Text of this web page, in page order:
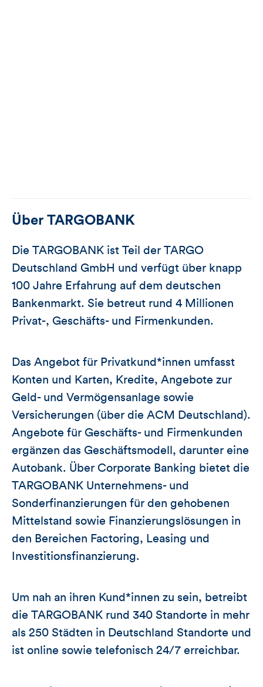
Über TARGOBANK
Die TARGOBANK ist Teil der TARGO
Deutschland GmbH und verfügt über knapp
100 Jahre Erfahrung auf dem deutschen
Bankenmarkt. Sie betreut rund 4 Millionen
Privat-, Geschäfts- und Firmenkunden.
Das Angebot für Privatkund*innen umfasst
Konten und Karten, Kredite, Angebote zur
Geld- und Vermögensanlage sowie
Versicherungen (über die ACM Deutschland).
Angebote für Geschäfts- und Firmenkunden
ergänzen das Geschäftsmodell, darunter eine
Autobank. Über Corporate Banking bietet die
TARGOBANK Unternehmens- und
Sonderfinanzierungen für den gehobenen
Mittelstand sowie Finanzierungslösungen in
den Bereichen Factoring, Leasing und
Investitionsfinanzierung.
Um nah an ihren Kund*innen zu sein, betreibt
die TARGOBANK rund 340 Standorte in mehr
als 250 Städten in Deutschland Standorte und
ist online sowie telefonisch 24/7 erreichbar.